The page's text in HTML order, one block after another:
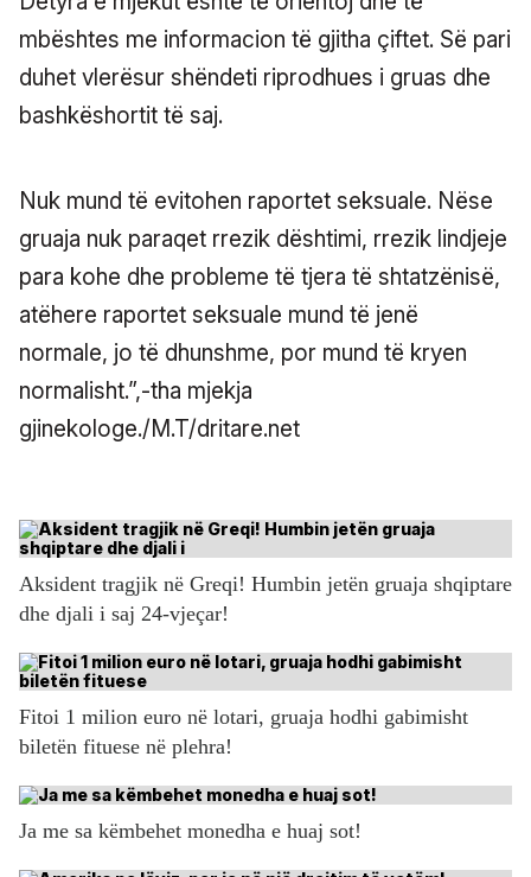
mbështes me informacion të gjitha çiftet. Së pari
duhet vlerësur shëndeti riprodhues i gruas dhe
bashkëshortit të saj.
Nuk mund të evitohen raportet seksuale. Nëse
gruaja nuk paraqet rrezik dështimi, rrezik lindjeje
para kohe dhe probleme të tjera të shtatzënisë,
atëhere raportet seksuale mund të jenë
normale, jo të dhunshme, por mund të kryen
normalisht.”,-tha mjekja
gjinekologe./M.T/dritare.net
Aksident tragjik në Greqi! Humbin jetën gruaja shqiptare
dhe djali i saj 24-vjeçar!
Fitoi 1 milion euro në lotari, gruaja hodhi gabimisht
biletën fituese në plehra!
Ja me sa këmbehet monedha e huaj sot!